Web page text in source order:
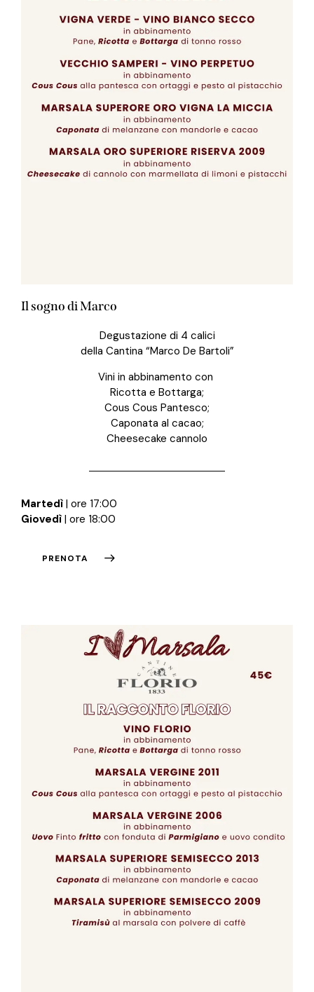
Il sogno di Marco
Degustazione di 4 calici
della Cantina “Marco De Bartoli”
Vini in abbinamento con
Ricotta e Bottarga;
Cous Cous Pantesco;
Caponata al cacao;
Cheesecake cannolo
Martedì | ore 17:00
Giovedì | ore 18:00
PRENOTA